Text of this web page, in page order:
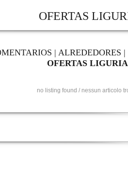
OFERTAS
| ALREDEDORES |
OFERTAS
no listing found / nessun articolo